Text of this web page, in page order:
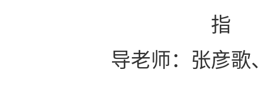
指
导老师： 张彦歌